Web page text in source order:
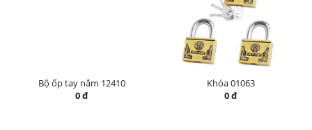
Bộ ốp tay nắm 12410
0 đ
Khóa 01063
0 đ